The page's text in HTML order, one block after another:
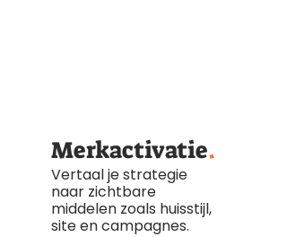
Merkactivatie.
Vertaal je strategie
naar zichtbare
middelen zoals huisstijl,
site en campagnes.